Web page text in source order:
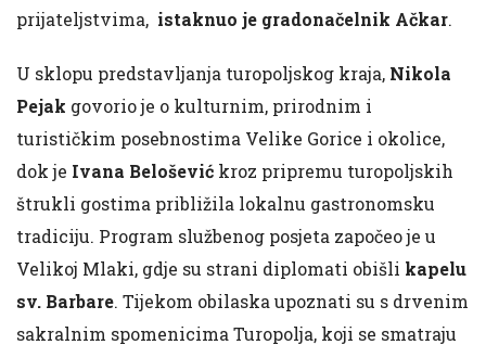
prijateljstvima, istaknuo je gradonačelnik Ačkar.
U sklopu predstavljanja turopoljskog kraja, Nikola
Pejak govorio je o kulturnim, prirodnim i
turističkim posebnostima Velike Gorice i okolice,
dok je Ivana Belošević kroz pripremu turopoljskih
štrukli gostima približila lokalnu gastronomsku
tradiciju. Program službenog posjeta započeo je u
Velikoj Mlaki, gdje su strani diplomati obišli kapelu
sv. Barbare. Tijekom obilaska upoznati su s drvenim
sakralnim spomenicima Turopolja, koji se smatraju